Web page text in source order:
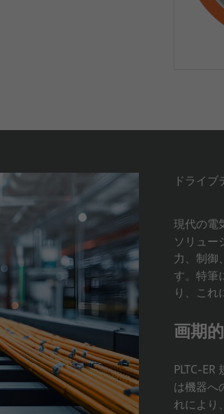
ドライ
現代の電
ソリュー
力、制御
す。特筆
り、これ
画期
PLTC-
は機器へ
れにより